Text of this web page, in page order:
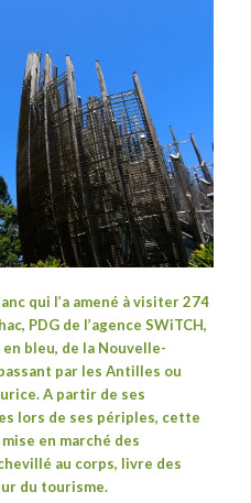
qui l’a amené à visiter 274
, PDG de l’agence SWiTCH,
bleu, de la Nouvelle-
par les Antilles ou
A partir de ses
lors de ses périples, cette
en marché des
au corps, livre des
du tourisme.